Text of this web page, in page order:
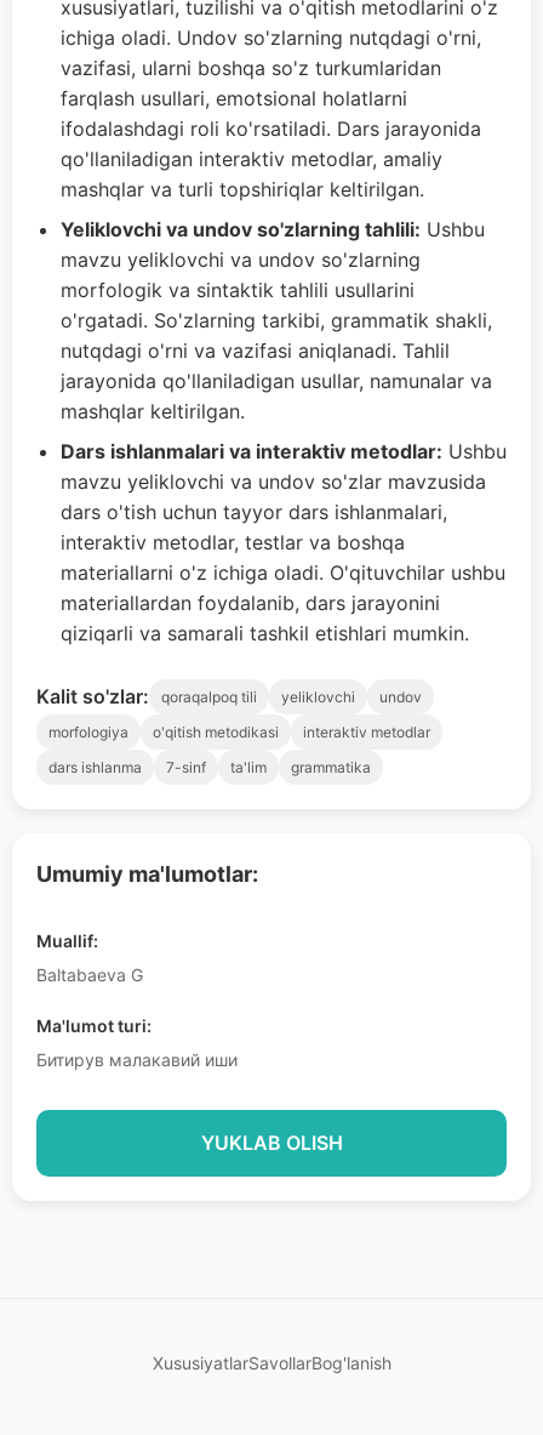
Umumiy ma'lumotlar:
Muallif:
Baltabaeva G
Ma'lumot turi:
Битирув малакавий иши
YUKLAB OLISH
xususiyatlari, tuzilishi va o'qitish metodlarini o'z
ichiga oladi. Undov so'zlarning nutqdagi o'rni,
vazifasi, ularni boshqa so'z turkumlaridan
farqlash usullari, emotsional holatlarni
ifodalashdagi roli ko'rsatiladi. Dars jarayonida
qo'llaniladigan interaktiv metodlar, amaliy
mashqlar va turli topshiriqlar keltirilgan.
Yeliklovchi va undov so'zlarning tahlili: Ushbu
mavzu yeliklovchi va undov so'zlarning
morfologik va sintaktik tahlili usullarini
o'rgatadi. So'zlarning tarkibi, grammatik shakli,
nutqdagi o'rni va vazifasi aniqlanadi. Tahlil
jarayonida qo'llaniladigan usullar, namunalar va
mashqlar keltirilgan.
Dars ishlanmalari va interaktiv metodlar: Ushbu
mavzu yeliklovchi va undov so'zlar mavzusida
dars o'tish uchun tayyor dars ishlanmalari,
interaktiv metodlar, testlar va boshqa
materiallarni o'z ichiga oladi. O'qituvchilar ushbu
materiallardan foydalanib, dars jarayonini
qiziqarli va samarali tashkil etishlari mumkin.
Kalit so'zlar: qoraqalpoq tili yeliklovchi
undov
morfologiya
o'qitish metodikasi
interaktiv metodlar
dars ishlanma
7-sinf ta'lim grammatika
XususiyatlarSavollarBog'lanish